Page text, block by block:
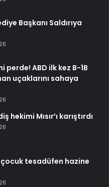
Başkanı Saldırıya
perde! ABD ilk kez B-1B
uçaklarını sahaya
hekimi Mısır’ı karıştırdı
çocuk tesadüfen hazine